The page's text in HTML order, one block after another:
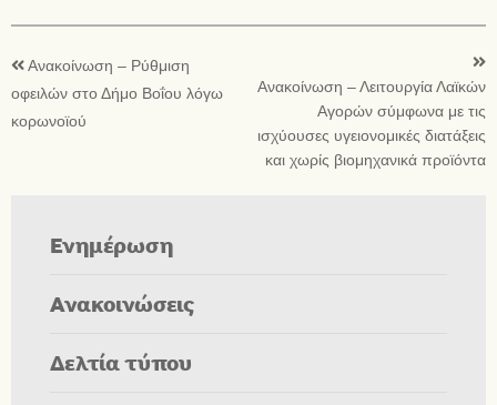
Ανακοίνωση – Ρύθμιση
οφειλών στο Δήμο Βοΐου λόγω
κορωνοϊού
Ανακοίνωση – Λειτουργία Λαϊκών
Αγορών σύμφωνα με τις
ισχύουσες υγειονομικές διατάξεις
και χωρίς βιομηχανικά προϊόντα
Ενημέρωση
Ανακοινώσεις
Δελτία τύπου